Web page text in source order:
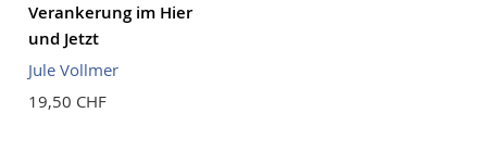
Verankerung im Hier
und Jetzt
Jule Vollmer
19,50 CHF